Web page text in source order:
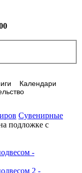
Календари
Сувенирные
подложке с